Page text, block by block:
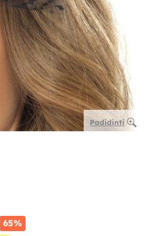
Padidinti
65%